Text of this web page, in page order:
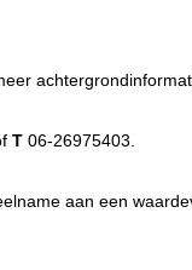
T 06-26975403.
aan een